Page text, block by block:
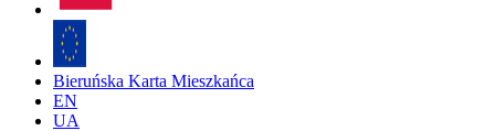
Bieruńska Karta Mieszkańca
EN
UA